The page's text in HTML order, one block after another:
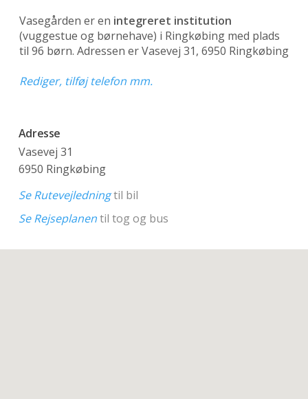
Vasegården er en integreret institution
(vuggestue og børnehave) i Ringkøbing med plads
til 96 børn. Adressen er Vasevej 31, 6950 Ringkøbing
Rediger, tilføj telefon mm.
Adresse
Vasevej 31
6950 Ringkøbing
Se Rutevejledningtil bil
Se Rejseplanentil tog og bus